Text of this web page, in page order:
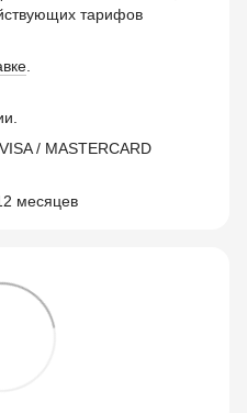
тарифов
/ MASTERCARD
месяцев